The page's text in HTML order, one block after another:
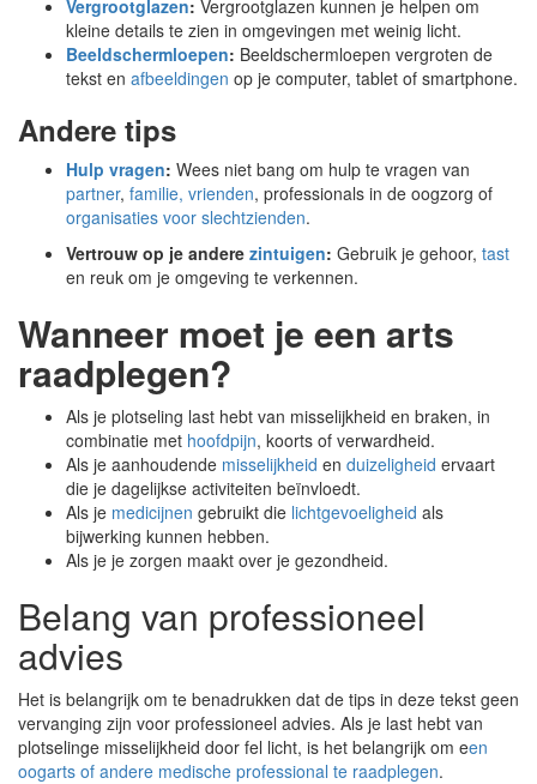
Vergrootglazen: Vergrootglazen kunnen je helpen om
kleine details te zien in omgevingen met weinig licht.
Beeldschermloepen: Beeldschermloepen vergroten de
tekst en afbeeldingen op je computer, tablet of smartphone.
Andere tips
Hulp vragen: Wees niet bang om hulp te vragen van
partner, familie, vrienden, professionals in de oogzorg of
organisaties voor slechtzienden.
Vertrouw op je andere zintuigen: Gebruik je gehoor, tast
en reuk om je omgeving te verkennen.
Wanneer moet je een arts
raadplegen?
Als je plotseling last hebt van misselijkheid en braken, in
combinatie met hoofdpijn, koorts of verwardheid.
Als je aanhoudende misselijkheid en duizeligheid ervaart
die je dagelijkse activiteiten beïnvloedt.
Als je medicijnen gebruikt die lichtgevoeligheid als
bijwerking kunnen hebben.
Als je je zorgen maakt over je gezondheid.
Belang van professioneel
advies
Het is belangrijk om te benadrukken dat de tips in deze tekst geen
vervanging zijn voor professioneel advies. Als je last hebt van
plotselinge misselijkheid door fel licht, is het belangrijk om een
oogarts of andere medische professional te raadplegen.